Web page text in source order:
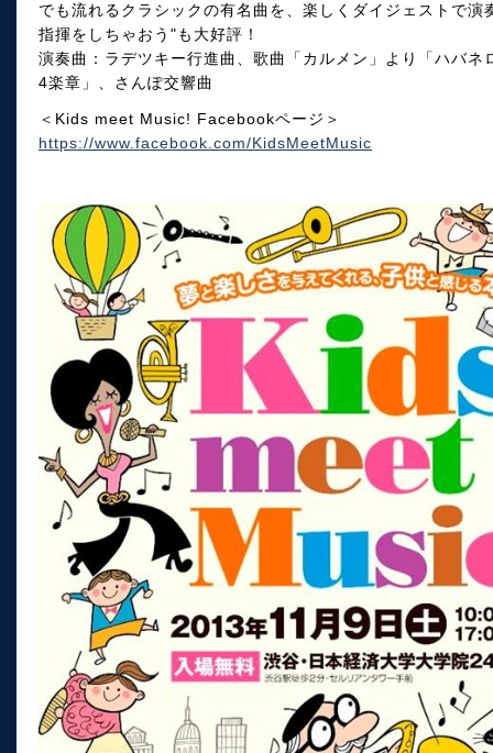
でも流れるクラシックの有名曲を、楽しくダイジェストで
指揮をしちゃおう"も大好評！
演奏曲：ラデツキー行進曲、歌曲「カルメン」より「ハバ
4楽章」、さんぽ交響曲
＜Kids meet Music! Facebookページ＞
https://www.facebook.com/KidsMeetMusic